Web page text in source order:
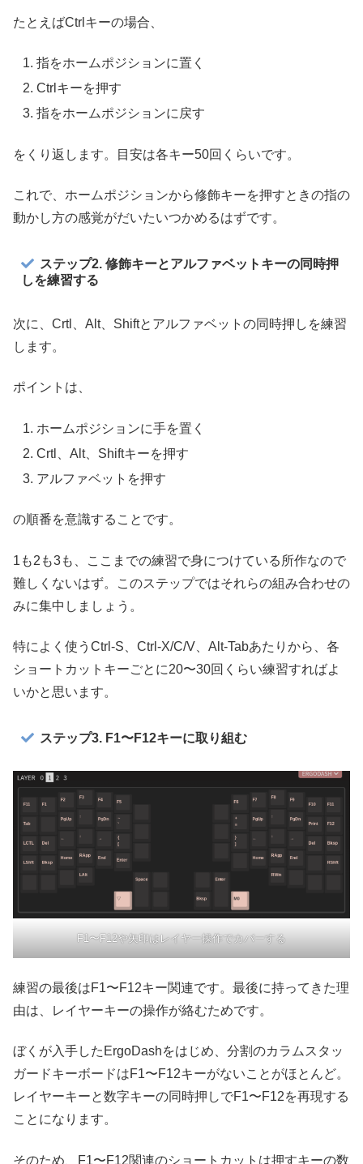
たとえばCtrlキーの場合、
指をホームポジションに置く
Ctrlキーを押す
指をホームポジションに戻す
をくり返します。目安は各キー50回くらいです。
これで、ホームポジションから修飾キーを押すときの指の
動かし方の感覚がだいたいつかめるはずです。
ステップ2. 修飾キーとアルファベットキーの同時押
しを練習する
次に、Crtl、Alt、Shiftとアルファベットの同時押しを練習
します。
ポイントは、
ホームポジションに手を置く
Crtl、Alt、Shiftキーを押す
アルファベットを押す
の順番を意識することです。
1も2も3も、ここまでの練習で身につけている所作なので
難しくないはず。このステップではそれらの組み合わせの
みに集中しましょう。
特によく使うCtrl-S、Ctrl-X/C/V、Alt-Tabあたりから、各
ショートカットキーごとに20〜30回くらい練習すればよ
いかと思います。
ステップ3. F1〜F12キーに取り組む
F1〜F12や矢印はレイヤー操作でカバーする
練習の最後はF1〜F12キー関連です。最後に持ってきた理
由は、レイヤーキーの操作が絡むためです。
ぼくが入手したErgoDashをはじめ、分割のカラムスタッ
ガードキーボードはF1〜F12キーがないことがほとんど。
レイヤーキーと数字キーの同時押しでF1〜F12を再現する
ことになります。
そのため、F1〜F12関連のショートカットは押すキーの数